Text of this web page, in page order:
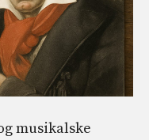
musikalske